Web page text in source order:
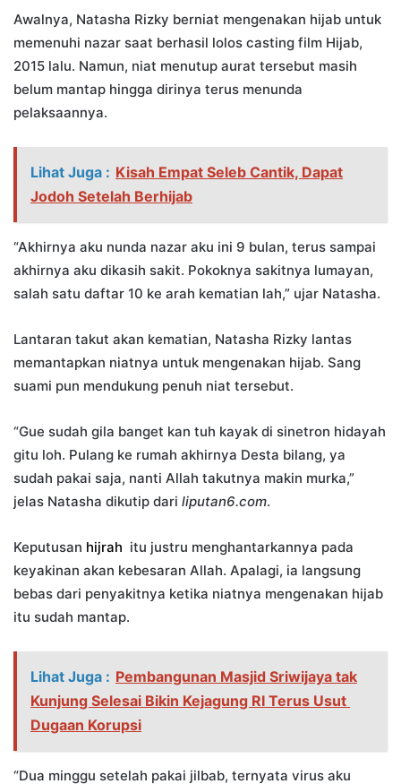
Awalnya, Natasha Rizky berniat mengenakan hijab untuk
memenuhi nazar saat berhasil lolos casting film Hijab,
2015 lalu. Namun, niat menutup aurat tersebut masih
belum mantap hingga dirinya terus menunda
pelaksaannya.
Lihat Juga : Kisah Empat Seleb Cantik, Dapat
Jodoh Setelah Berhijab
“Akhirnya aku nunda nazar aku ini 9 bulan, terus sampai
akhirnya aku dikasih sakit. Pokoknya sakitnya lumayan,
salah satu daftar 10 ke arah kematian lah,” ujar Natasha.
Lantaran takut akan kematian, Natasha Rizky lantas
memantapkan niatnya untuk mengenakan hijab. Sang
suami pun mendukung penuh niat tersebut.
“Gue sudah gila banget kan tuh kayak di sinetron hidayah
gitu loh. Pulang ke rumah akhirnya Desta bilang, ya
sudah pakai saja, nanti Allah takutnya makin murka,”
jelas Natasha dikutip dari liputan6.com.
Keputusan hijrah itu justru menghantarkannya pada
keyakinan akan kebesaran Allah. Apalagi, ia langsung
bebas dari penyakitnya ketika niatnya mengenakan hijab
itu sudah mantap.
Lihat Juga : Pembangunan Masjid Sriwijaya tak
Kunjung Selesai Bikin Kejagung RI Terus Usut
Dugaan Korupsi
“Dua minggu setelah pakai jilbab, ternyata virus aku